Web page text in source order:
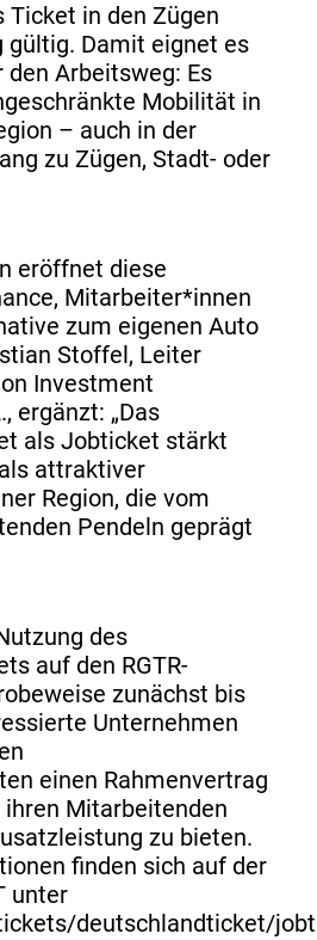
in den Zügen
gültig. Damit eignet es
Arbeitsweg: Es
Mobilität in
– auch in der
zu Zügen, Stadt- oder
eröffnet diese
Mitarbeiter*innen
zum eigenen Auto
Stoffel, Leiter
Investment
ergänzt: „Das
als Jobticket stärkt
attraktiver
Region, die vom
Pendeln geprägt
des
auf den RGTR-
zunächst bis
Unternehmen
einen Rahmenvertrag
Mitarbeitenden
zu bieten.
finden sich auf der
unter
deutschlandticket/